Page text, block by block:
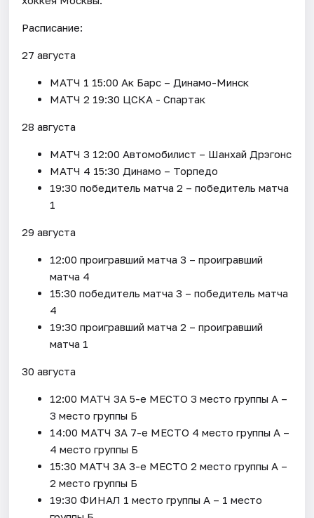
Расписание:
27 августа
МАТЧ 1 15:00 Ак Барс – Динамо-Минск
МАТЧ 2 19:30 ЦСКА - Спартак
28 августа
МАТЧ 3 12:00 Автомобилист – Шанхай Дрэгонс
МАТЧ 4 15:30 Динамо – Торпедо
19:30 победитель матча 2 – победитель матча
1
29 августа
12:00 проигравший матча 3 – проигравший
матча 4
15:30 победитель матча 3 – победитель матча
4
19:30 проигравший матча 2 – проигравший
матча 1
30 августа
12:00 МАТЧ ЗА 5-е МЕСТО 3 место группы А –
3 место группы Б
14:00 МАТЧ ЗА 7-е МЕСТО 4 место группы А –
4 место группы Б
15:30 МАТЧ ЗА 3-е МЕСТО 2 место группы А –
2 место группы Б
19:30 ФИНАЛ 1 место группы А – 1 место